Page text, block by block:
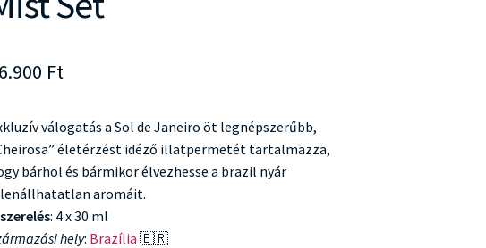
Ft
válogatás a Sol de Janeiro öt legnépszerűbb,
életérzést idéző illatpermetét tartalmazza,
bárhol és bármikor élvezhesse a brazil nyár
aromáit.
: 4 x 30 ml
hely: Brazília 🇧🇷